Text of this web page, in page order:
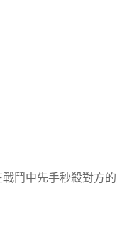
鬥中先手秒殺對方的